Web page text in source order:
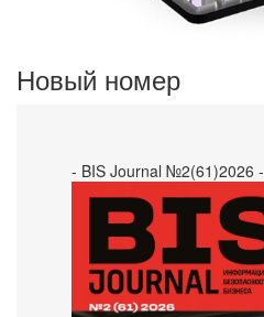
Новый номер
- BIS Journal №2(61)2026 -